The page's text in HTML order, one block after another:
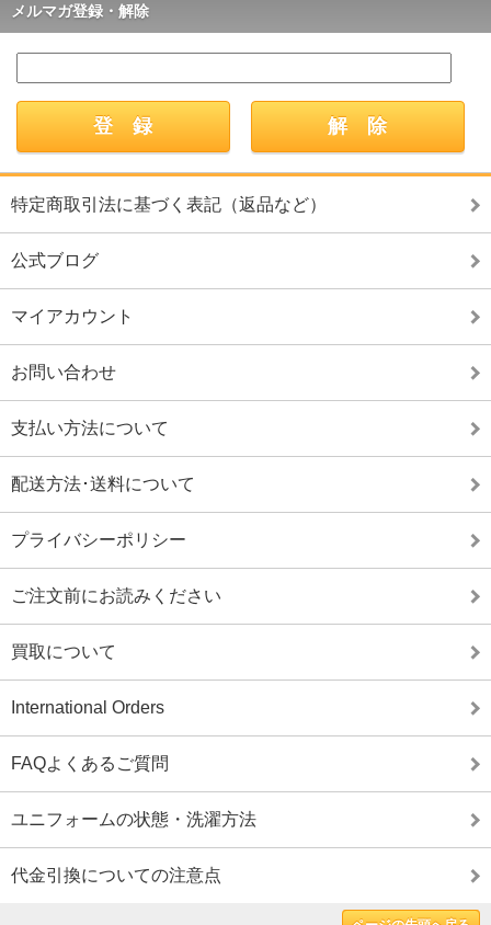
メルマガ登録・解除
特定商取引法に基づく表記（返品など）
公式ブログ
マイアカウント
お問い合わせ
支払い方法について
配送方法･送料について
プライバシーポリシー
ご注文前にお読みください
買取について
International Orders
FAQよくあるご質問
ユニフォームの状態・洗濯方法
代金引換についての注意点